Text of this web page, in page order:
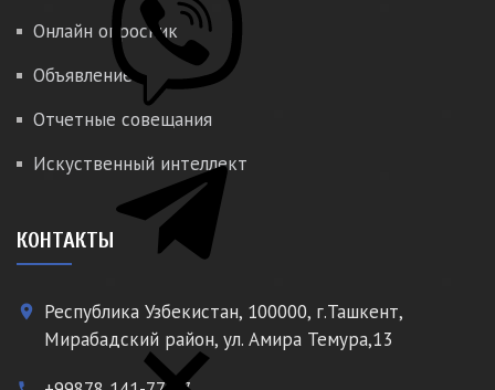
Онлайн опросник
Объявление
Отчетные совещания
Искуственный интеллект
КОНТАКТЫ
place
Республика Узбекистан, 100000, г.Ташкент,
Мирабадский район, ул. Амира Темура,13